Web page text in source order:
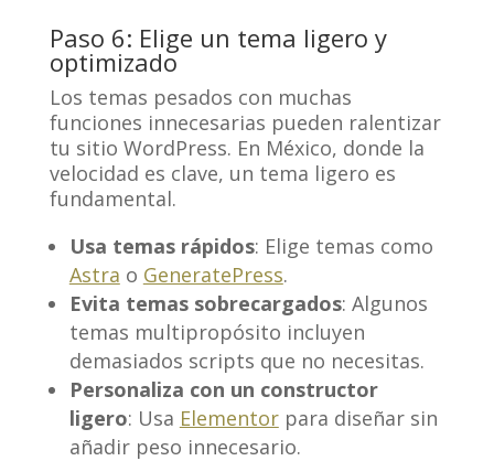
Paso 6: Elige un tema ligero y
optimizado
Los temas pesados con muchas
funciones innecesarias pueden ralentizar
tu sitio WordPress. En México, donde la
velocidad es clave, un tema ligero es
fundamental.
Usa temas rápidos: Elige temas como
Astra o GeneratePress.
Evita temas sobrecargados: Algunos
temas multipropósito incluyen
demasiados scripts que no necesitas.
Personaliza con un constructor
ligero: Usa Elementorpara diseñar sin
añadir peso innecesario.